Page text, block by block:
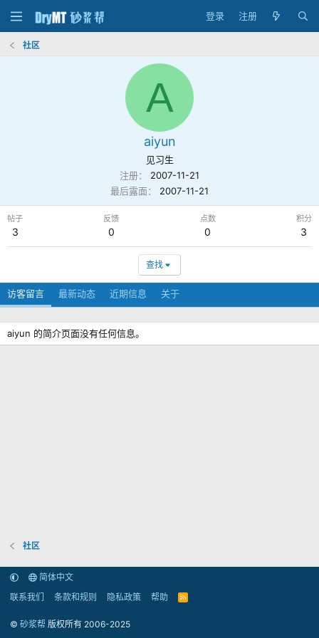
登录 注册
社区
A
aiyun
见习生
注册
2007-11-21
最后露面
2007-11-21
帖子
3
反馈
0
点数
0
积分
3
查找
访客留言 最新动态 近期信息 关于
aiyun 的简介页面没有任何信息。
社区
简体中文
联系我们
条款和规则 隐私政策 帮助
R
© 砂浆帮 版权所有 2006-2025